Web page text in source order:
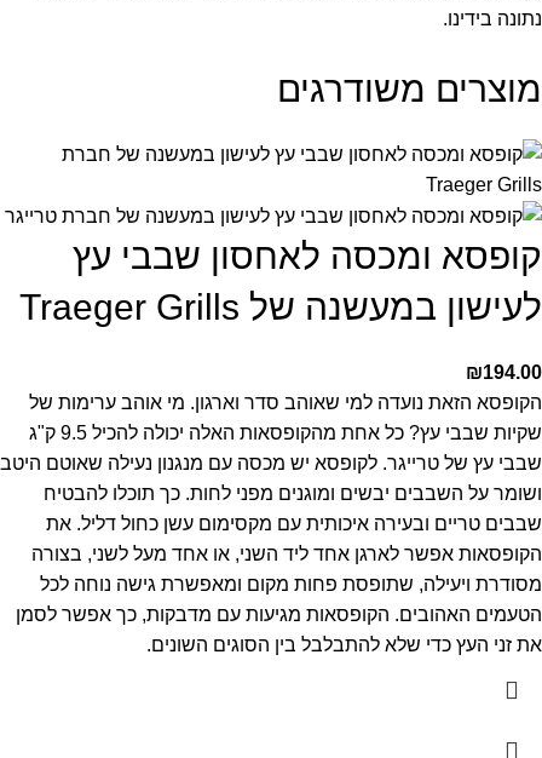
נתונה בידינו.
מוצרים משודרגים
קופסא ומכסה לאחסון שבבי עץ
לעישון במעשנה של Traeger Grills
₪194.00
הקופסא הזאת נועדה למי שאוהב סדר וארגון. מי אוהב ערימות של
שקיות שבבי עץ? כל אחת מהקופסאות האלה יכולה להכיל 9.5 ק"ג
שבבי עץ של טרייגר. לקופסא יש מכסה עם מנגנון נעילה שאוטם היטב
ושומר על השבבים יבשים ומוגנים מפני לחות. כך תוכלו להבטיח
שבבים טריים ובעירה איכותית עם מקסימום עשן כחול דליל. את
הקופסאות אפשר לארגן אחד ליד השני, או אחד מעל לשני, בצורה
מסודרת ויעילה, שתופסת פחות מקום ומאפשרת גישה נוחה לכל
הטעמים האהובים. הקופסאות מגיעות עם מדבקות, כך אפשר לסמן
את זני העץ כדי שלא להתבלבל בין הסוגים השונים.